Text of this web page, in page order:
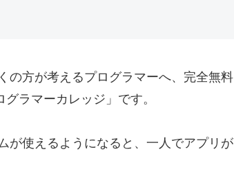
の方が考えるプログラマーへ、完全無料
ラマーカレッジ」です。
が使えるようになると、一人でアプリが